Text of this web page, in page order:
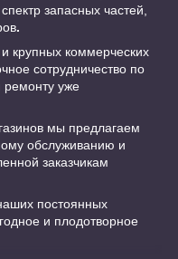
запасных частей,
.
крупных коммерческих
сотрудничество по
ремонту уже
мы предлагаем
обслуживанию и
заказчикам
постоянных
и плодотворное